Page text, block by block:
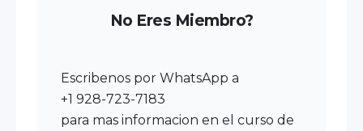
No Eres Miembro?
Escribenos por WhatsApp a
+1 928-723-7183
para mas informacion en el curso de